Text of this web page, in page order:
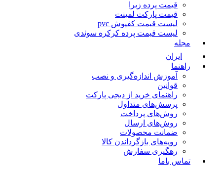
قیمت پرده زبرا
قیمت پارکت لمینت
لیست قیمت کفپوش pvc
لیست قیمت پرده کرکره سوئدی
مجله
ایران
راهنما
آموزش اندازه‌گیری و نصب
قوانین
راهنمای خرید از دیجی پارکت
پرسش‌های متداول
روش‌های پرداخت
روش‌های ارسال
ضمانت محصولات
رویه‌های بازگرداندن کالا
رهگیری سفارش
تماس باما